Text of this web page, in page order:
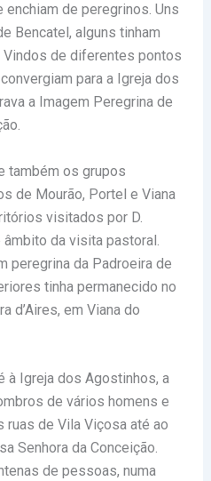
de peregrinos. Uns
Bencatel, alguns tinham
Vindos de diferentes pontos
para a Igreja dos
a Imagem Peregrina de
também os grupos
de Mourão, Portel e Viana
visitados por D.
da visita pastoral.
peregrina da Padroeira de
tinha permanecido no
d’Aires, em Viana do
à Igreja dos Agostinhos, a
de vários homens e
de Vila Viçosa até ao
Senhora da Conceição.
de pessoas, numa